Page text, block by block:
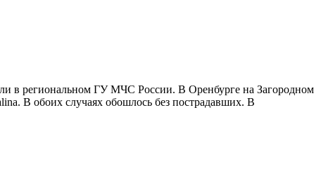
в региональном ГУ МЧС России. В Оренбурге на Загородном
В обоих случаях обошлось без пострадавших. В